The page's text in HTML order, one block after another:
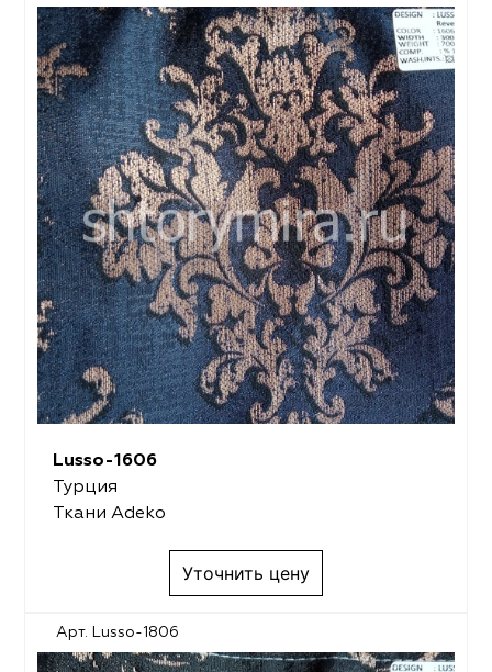
Lusso-1606
Турция
Ткани Adeko
Уточнить цену
Арт. Lusso-1806